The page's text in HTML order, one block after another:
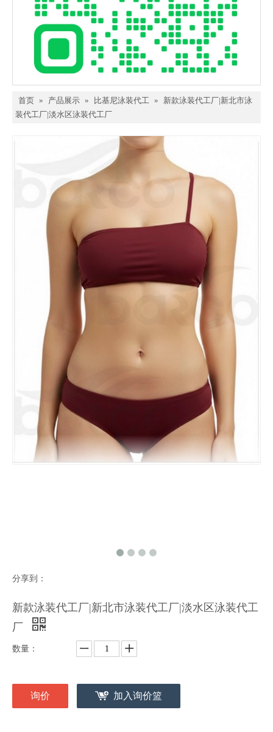
首页 » 产品展示 » 比基尼泳装代工 »
新款泳装代工厂|新北市泳
装代工厂|淡水区泳装代工厂
分享到：
新款泳装代工厂|新北市泳装代工厂|淡水区泳装代工
厂
数量：
询价 加入询价篮